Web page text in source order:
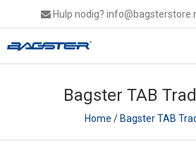
Hulp nodig?
Bagster TAB
Home /Bagster TAB